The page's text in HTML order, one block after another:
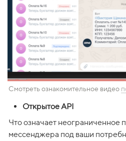
Смотреть ознакомительное видео
Открытое API
Что означает неограниченное
мессенджера под ваши